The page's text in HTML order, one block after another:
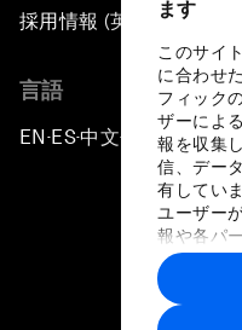
ます
このサイ
に合わせ
フィック
ザーによ
報を収集
信、デー
有してい
ユーザー
報や各パ
に収集さ
トナーに
す。
採用情報 (英語のみ)
言語
EN ▪ ES▪中文▪ 日本語
プライバシ